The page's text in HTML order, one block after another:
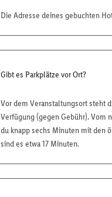
Die Adresse deines gebuchten
Gibt es Parkplätze vor Ort?
Vor dem Veranstaltungsort steht
Verfügung (gegen Gebühr). Vom
du knapp sechs Minuten mit den
sind es etwa 17 Minuten.